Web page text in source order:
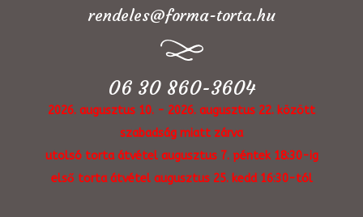
rendeles@forma-torta.hu
06 30 860-3604
2026. augusztus 10. - 2026. augusztus 22. között
szabadság miatt zárva
utolsó torta átvétel augusztus 7. péntek 18:30-ig
első torta átvétel augusztus 25. kedd 16:30-tól